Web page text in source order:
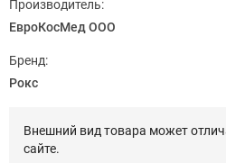
Производитель:
ЕвроКосМед ООО
Бренд:
Рокс
Внешний вид товара может
сайте.